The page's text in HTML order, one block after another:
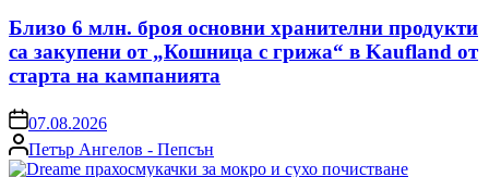
Близо 6 млн. броя основни хранителни продукти
са закупени от „Кошница с грижа“ в Kaufland от
старта на кампанията
on07.08.2026
Posted
by
Петър Ангелов - Пепсън